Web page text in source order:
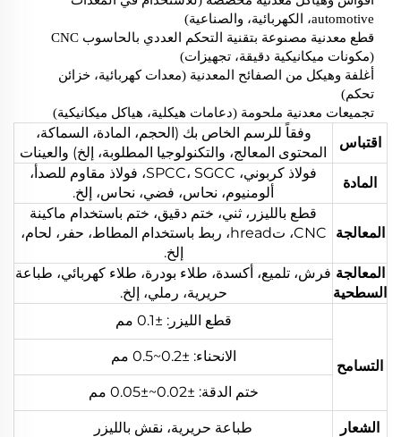
automotive، الكهربائية، والصناعية)
قطع معدنية مصنوعة بتقنية التحكم العددي بالحاسوب CNC
(مكونات ميكانيكية دقيقة، تجهيزات)
أغلفة وهيكل من الصفائح المعدنية (معدات كهربائية، خزائن
تحكم)
تجميعات معدنية ملحومة (دعامات هيكلية، هياكل ميكانيكية)
اقتباس
وفقاً للرسم الخاص بك (الحجم، المادة، السماكة،
المحتوى المعالج، والتكنولوجيا المطلوبة، إلخ) والعينات
المادة
فولاذ كربوني، SPCC، SGCC، فولاذ مقاوم للصدأ،
ألومنيوم، نحاس، فضي، نحاس، إلخ.
المعالجة
قطع بالليزر، ثني، ختم دقيق، ختم باستخدام ماكينة
CNC، تhread، ربط باستخدام المطاط، حفر، لحام،
إلخ.
المعالجة
السطحية
فرش، تلميع، أكسدة، طلاء بودرة، طلاء كهربائي، طباعة
حريرية، رملي، إلخ.
التسامح
قطع الليزر: ±0.1 مم
الانحناء: ±0.2~0.5 مم
ختم الدقة: ±0.02~±0.05 مم
الشعار طباعة حريرية، نقش بالليزر